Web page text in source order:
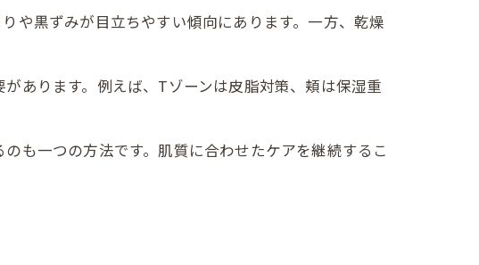
や黒ずみが目立ちやすい傾向にあります。一方、乾燥
あります。例えば、Tゾーンは皮脂対策、頬は保湿重
も一つの方法です。肌質に合わせたケアを継続するこ